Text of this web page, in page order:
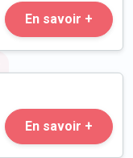
En savoir +
En savoir +